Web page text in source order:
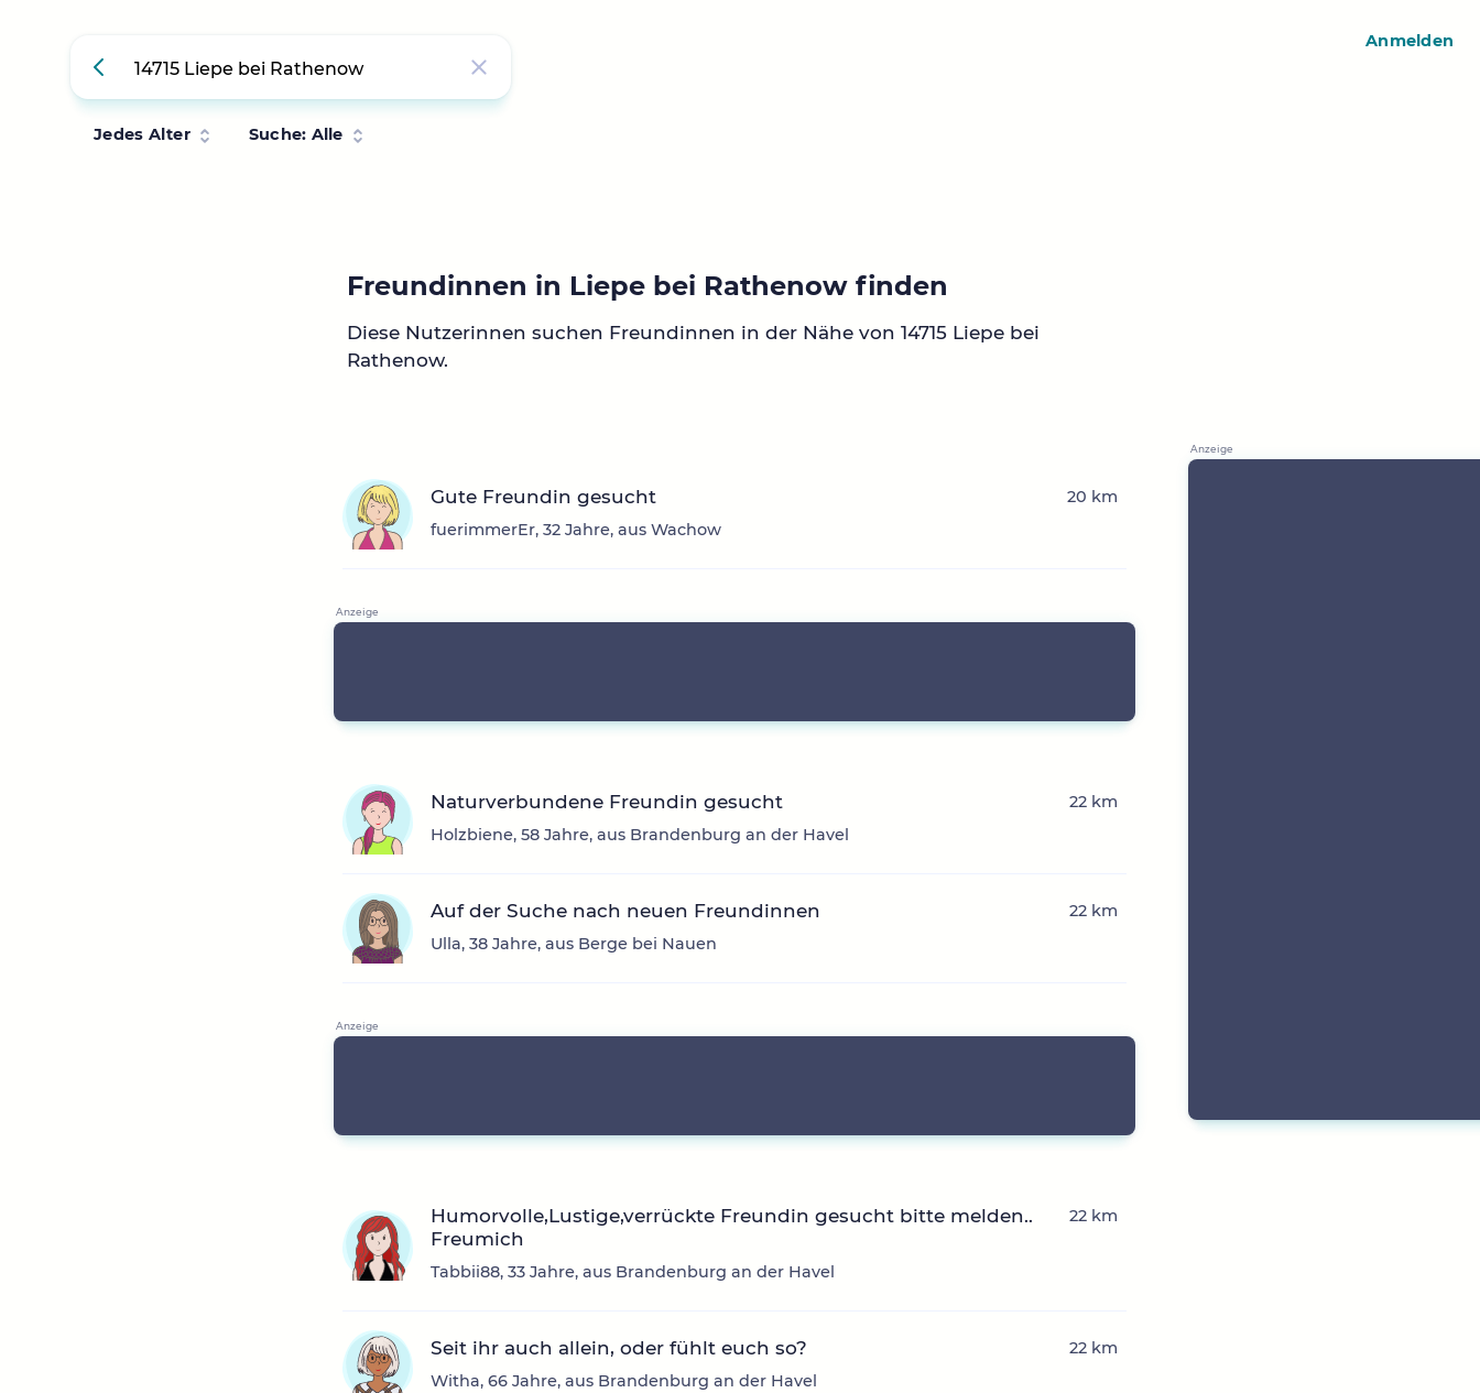
Jedes Alter Suche: Alle
Freundinnen in Liepe bei Rathenow finden
Diese Nutzerinnen suchen Freundinnen in der Nähe von 14715 Liepe bei
Rathenow.
Gute Freundin gesucht
fuerimmerEr, 32 Jahre, aus Wachow
20 km
Naturverbundene Freundin gesucht
Holzbiene, 58 Jahre, aus Brandenburg an der Havel
22 km
Auf der Suche nach neuen Freundinnen
Ulla, 38 Jahre, aus Berge bei Nauen
22 km
Humorvolle,Lustige,verrückte Freundin gesucht bitte melden..
Freumich
Tabbii88, 33 Jahre, aus Brandenburg an der Havel
22 km
Seit ihr auch allein, oder fühlt euch so?
Witha, 66 Jahre, aus Brandenburg an der Havel
22 km
Anmelden